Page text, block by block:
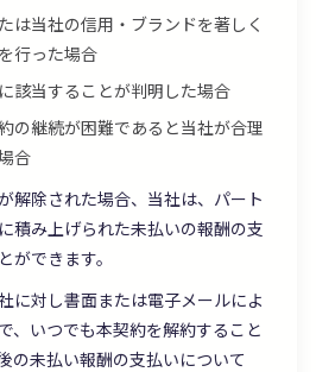
は当社の信用・ブランドを著しく
行った場合
該当することが判明した場合
の継続が困難であると当社が合理
合
解除された場合、当社は、パート
積み上げられた未払いの報酬の支
ができます。
に対し書面または電子メールによ
、いつでも本契約を解約すること
の未払い報酬の支払いについて